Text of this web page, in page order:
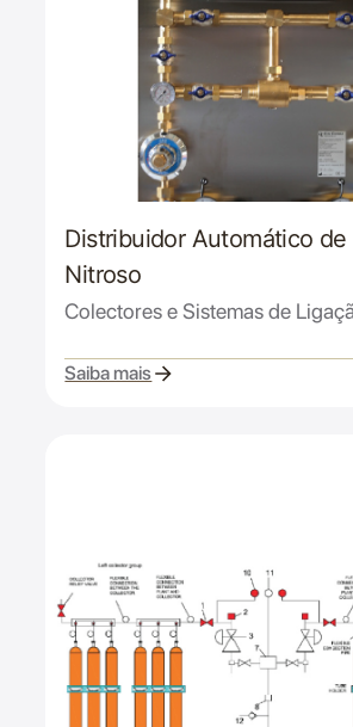
Distribuidor Automático de
Nitroso
Colectores e Sistemas de
Saiba mais